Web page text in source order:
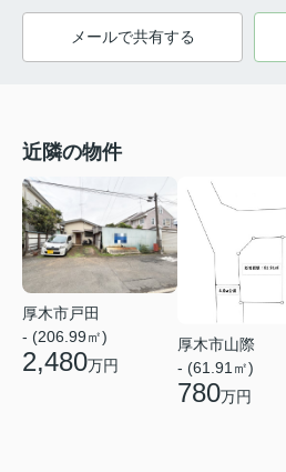
メールで共有する
近隣の物件
厚木市戸田
- (206.99㎡)
2,480万円
厚木市山際
- (61.91㎡)
780万円